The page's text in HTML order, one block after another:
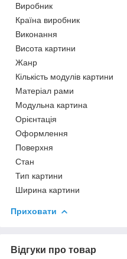
Виробник
Країна виробник
Виконання
Висота картини
Жанр
Кількість модулів картини
Матеріал рами
Модульна картина
Орієнтація
Оформлення
Поверхня
Стан
Тип картини
Ширина картини
Приховати
Відгуки про товар